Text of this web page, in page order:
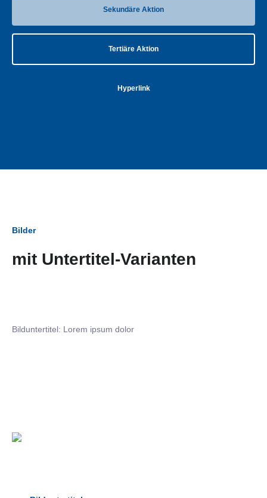
Sekundäre Aktion
Tertiäre Aktion
Hyperlink
Bilder
mit Untertitel-Varianten
Bilduntertitel: Lorem ipsum dolor